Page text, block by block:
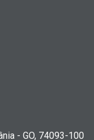
- GO, 74093-100